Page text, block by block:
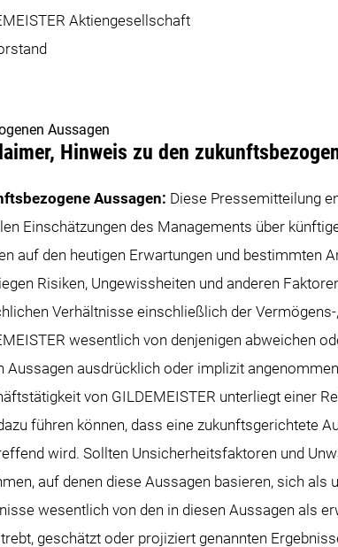
Aktiengesellschaft
Aussagen
Hinweis zu den
Aussagen: Diese Pressemitteilung
Einschätzungen des Managements über
auf den heutigen Erwartungen und bestimmten
Risiken, Ungewissheiten und anderen
Verhältnisse einschließlich der
wesentlich von denjenigen abweichen
Aussagen ausdrücklich oder implizit
von GILDEMEISTER unterliegt einer
führen können, dass eine zukunftsgerichtete
wird. Sollten Unsicherheitsfaktoren und
auf denen diese Aussagen basieren, sich
wesentlich von den in diesen Aussagen als
geschätzt oder projiziert genannten